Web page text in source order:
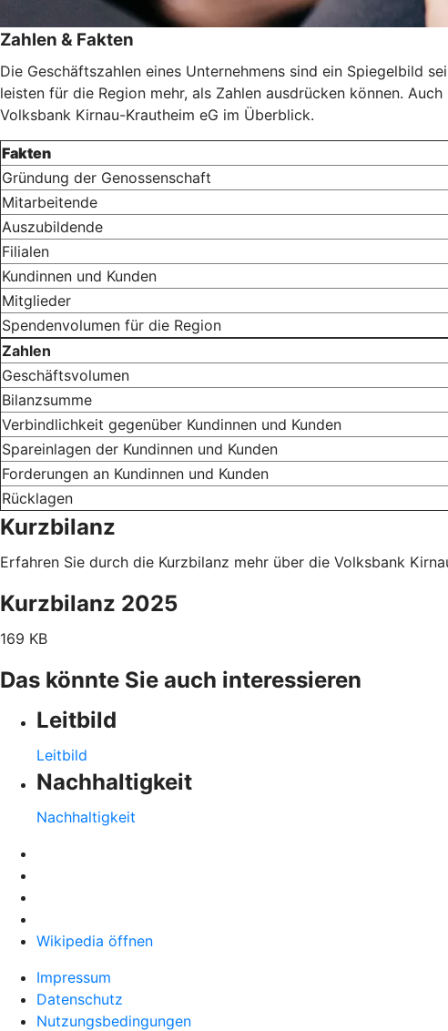
Zahlen & Fakten
Die Geschäftszahlen eines Unternehmens sind ein Spiegelbild
leisten für die Region mehr, als Zahlen ausdrücken können.
Volksbank Kirnau-Krautheim eG im Überblick.
Fakten
Gründung der Genossenschaft
Mitarbeitende
Auszubildende
Filialen
Kundinnen und Kunden
Mitglieder
Spendenvolumen für die Region
Zahlen
Geschäftsvolumen
Bilanzsumme
Verbindlichkeit gegenüber Kundinnen und Kunden
Spareinlagen der Kundinnen und Kunden
Forderungen an Kundinnen und Kunden
Rücklagen
Kurzbilanz
Erfahren Sie durch die Kurzbilanz mehr über die Volksbank
Kurzbilanz 2025
169 KB
Das könnte Sie auch interessieren
Leitbild
Leitbild
Nachhaltigkeit
Nachhaltigkeit
Wikipedia öffnen
Impressum
Datenschutz
Nutzungsbedingungen